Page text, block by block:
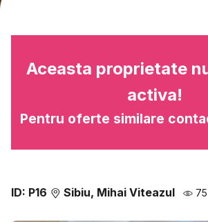
Aceasta proprietate
activa!
Pentru oferte similare
ID: P16 Sibiu, Mihai Viteazul